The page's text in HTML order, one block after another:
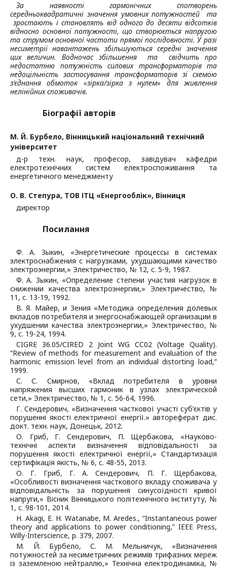
За наявності гармонічних спотворень
середньоквадратичні значення умовних потужностей
та
зростають і становлять від одного до десяти відсотків
відносно основної потужності, що створюється напругою
та струмом основної частоти прямої послідовності. У разі
несиметрії навантажень збільшуються середні значення
цих величин. Водночас збільшення
та
свідчить про
недостатню потужність силових трансформаторів та
недоцільність застосування трансформаторів зі схемою
з’єднання обмоток «зірка/зірка з нулем» для живлення
нелінійних споживачів.
Біографії авторів
М. Й. Бурбело, Вінницький національний технічний
університет
д-р техн. наук, професор, завідувач кафедри
електротехнічних систем електроспоживання та
енергетичного менеджменту
О. В. Степура, ТОВ ІТЦ «Енергооблік», Вінниця
директор
Посилання
Ф. А. Зыкин, «Энергетические процессы в системах
электроснабжения с нагрузками, ухудшающими качество
электроэнергии,» Электричество, № 12, с. 5-9, 1987.
Ф. А. Зыкин, «Определение степени участия нагрузок в
снижении качества электроэнергии,» Электричество, №
11, с. 13-19, 1992.
В. Я. Майер, и Зения «Методика определения долевых
вкладов потребителя и энергоснабжающей организации в
ухудшении качества электроэнергии,» Электричество, №
9, с. 19-24, 1994.
CIGRE 36.05/CIRED 2 Joint WG CC02 (Voltage Quality).
“Review of methods for measurement and evaluation of the
harmonic emission level from an individual distorting load,”
1999.
С. С. Смирнов, «Вклад потребителя в уровни
напряжения высших гармоник в узлах электрической
сети,» Электричество, № 1, с. 56-64, 1996.
Г. Сендерович, «Визначення часткової участі суб’єктів у
порушенні якості електричної енергії.» автореферат дис.
докт. техн. наук, Донецьк, 2012.
О. Гриб, Г. Сендерович, П. Щербакова, «Науково-
технічні аспекти визначення відповідальності за
порушення якості електричної енергії,» Стандартизація
сертифікація якість, № 6, с. 48-55, 2013.
О. Г. Гриб, Г. А. Сендерович, П. Г. Щербакова,
«Особливості визначення часткового вкладу споживача у
відповідальність за порушення синусоїдності кривої
напруги,» Вісник Вінницького політехнічного інституту, №
1, с. 98-101, 2014.
H. Akagi, E. H. Watanabe, M. Aredes., “Instantaneous power
theory and applications to power conditioning,” IEEE Press,
Willy-Interscience, p. 379, 2007.
М. Й. Бурбело, С. М. Мельничук, «Визначення
потужностей за несиметричних режимів трифазних мереж
із заземленою нейтраллю,» Технічна електродинаміка, №